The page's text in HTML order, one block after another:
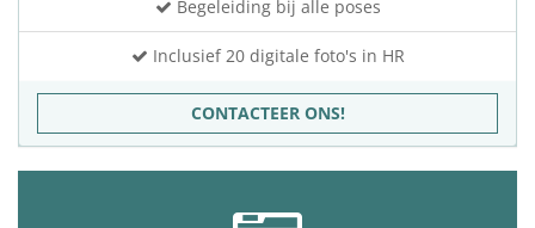
Begeleiding bij alle poses
Inclusief 20 digitale foto's in HR
CONTACTEER ONS!